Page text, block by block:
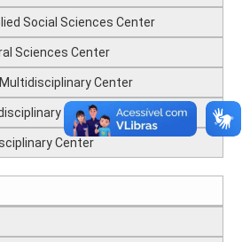
Social Sciences Center
Sciences Center
Center
Center
Center